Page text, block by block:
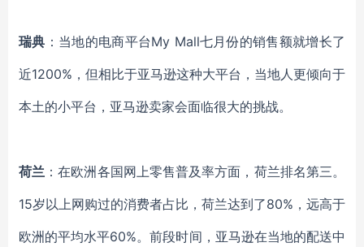
瑞典 ：当地的电商平台My Mall七月份的销售额就增长了
近1200%，但相比于亚马逊这种大平台，当地人更倾向于
本土的小平台，亚马逊卖家会面临很大的挑战。
荷兰 ：在欧洲各国网上零售普及率方面，荷兰排名第三。
15岁以上网购过的消费者占比，荷兰达到了80%，远高于
欧洲的平均水平60%。前段时间，亚马逊在当地的配送中